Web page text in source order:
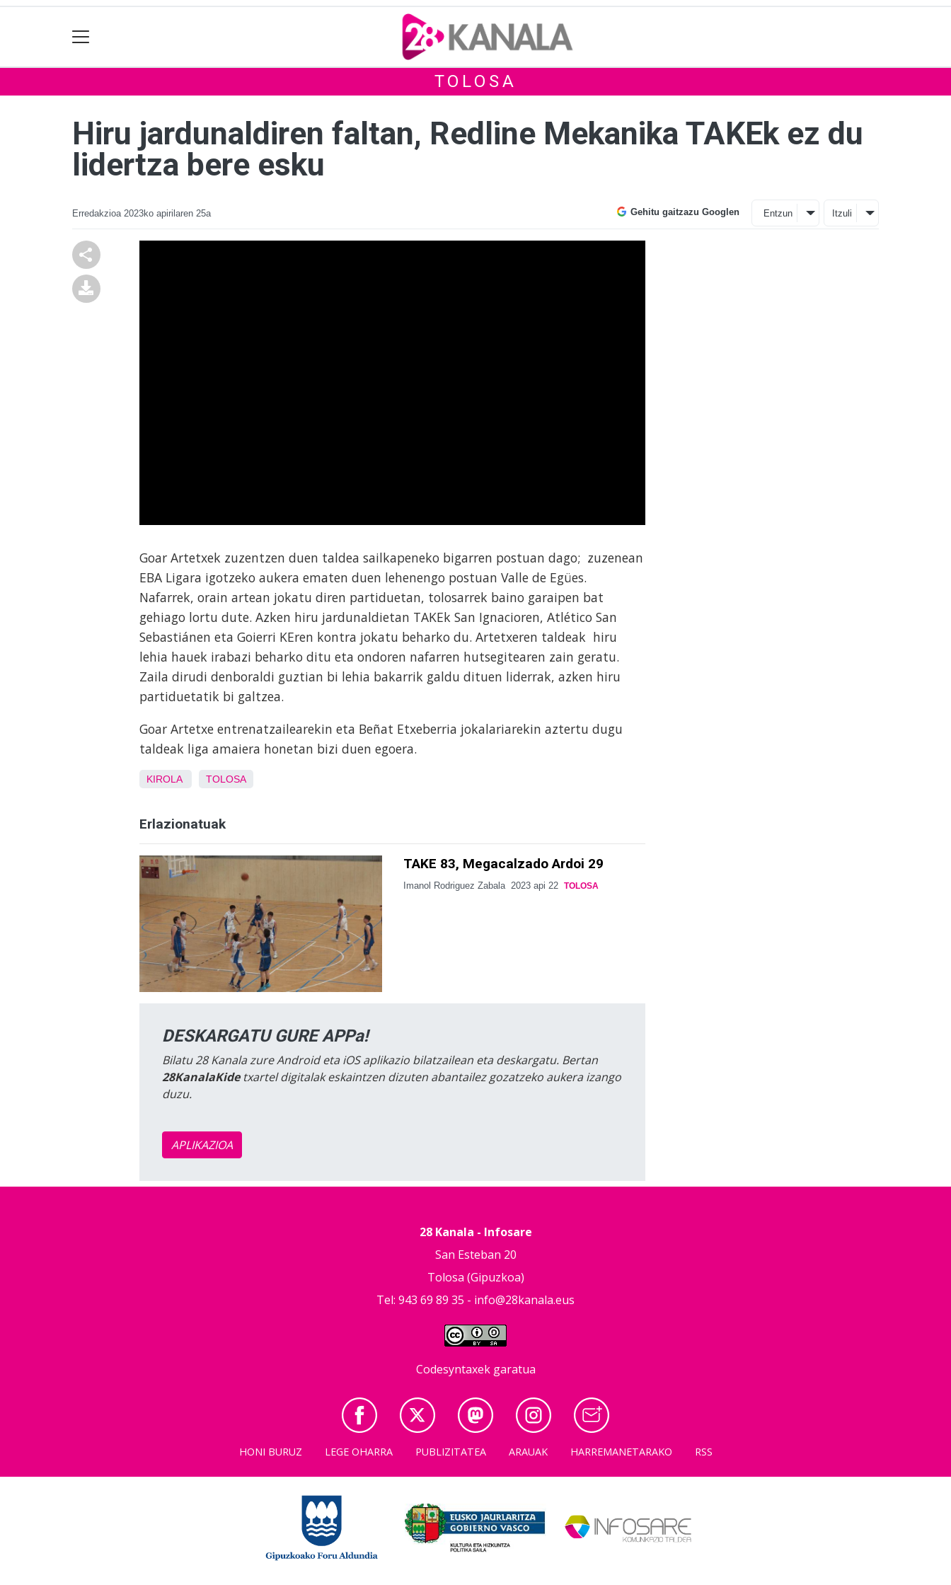
TOLOSA
Hiru jardunaldiren faltan, Redline Mekanika TAKEk ez du
lidertza bere esku
Erredakzioa 2023ko apirilaren 25a Gehitu gaitzazu Googlen Entzun Itzuli
Goar Artetxek zuzentzen duen taldea sailkapeneko bigarren postuan dago; zuzenean
EBA Ligara igotzeko aukera ematen duen lehenengo postuan Valle de Egües.
Nafarrek, orain artean jokatu diren partiduetan, tolosarrek baino garaipen bat
gehiago lortu dute. Azken hiru jardunaldietan TAKEk San Ignacioren, Atlético San
Sebastiánen eta Goierri KEren kontra jokatu beharko du. Artetxeren taldeak hiru
lehia hauek irabazi beharko ditu eta ondoren nafarren hutsegitearen zain geratu.
Zaila dirudi denboraldi guztian bi lehia bakarrik galdu dituen liderrak, azken hiru
partiduetatik bi galtzea.
Goar Artetxe entrenatzailearekin eta Beñat Etxeberria jokalariarekin aztertu dugu
taldeak liga amaiera honetan bizi duen egoera.
KIROLA TOLOSA
Erlazionatuak
TAKE 83, Megacalzado Ardoi 29
Imanol Rodriguez Zabala 2023 api 22 TOLOSA
DESKARGATU GURE APPa!
Bilatu 28 Kanala zure Android eta iOS aplikazio bilatzailean eta deskargatu. Bertan
28KanalaKidetxartel digitalak eskaintzen dizuten abantailez gozatzeko aukera izango
duzu.
APLIKAZIOA
28 Kanala - Infosare
San Esteban 20
Tolosa (Gipuzkoa)
Tel: 943 69 89 35 - info@28kanala.eus
Codesyntaxek garatua
HONI BURUZ LEGE OHARRA PUBLIZITATEA ARAUAK HARREMANETARAKO RSS